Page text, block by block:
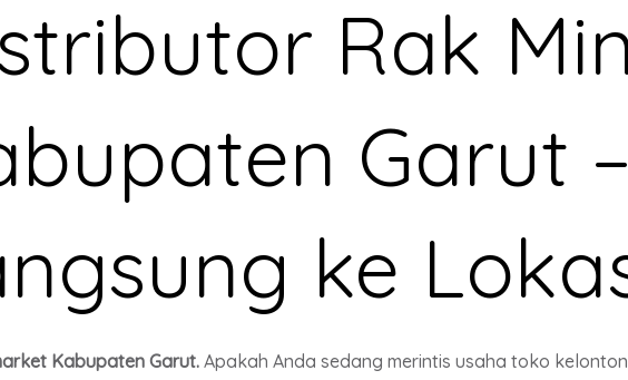
Rak
Garut
ke
Kabupaten Garut. Apakah Anda sedang merintis usaha toko